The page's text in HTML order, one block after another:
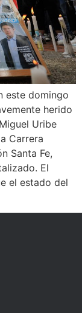
este domingo
herido
Uribe
Carrera
Santa Fe,
El
el estado del